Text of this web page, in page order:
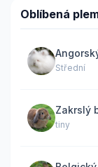
Oblíbená
Střední
Zakrslý
tiny